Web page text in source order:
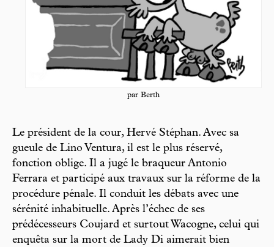
par Berth
Le président de la cour, Hervé Stéphan. Avec sa
gueule de Lino Ventura, il est le plus réservé,
fonction oblige. Il a jugé le braqueur Antonio
Ferrara et participé aux travaux sur la réforme de la
procédure pénale. Il conduit les débats avec une
sérénité inhabituelle. Après l’échec de ses
prédécesseurs Coujard et surtout Wacogne, celui qui
enquêta sur la mort de Lady Di aimerait bien